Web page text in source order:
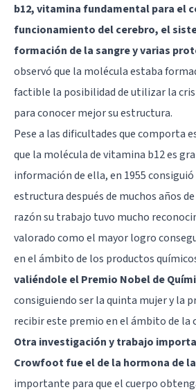
b12, vitamina fundamental para el
funcionamiento del cerebro, el
formación de la sangre y varias
observó que la molécula estaba
factible la posibilidad de utilizar la
para conocer mejor su estructura.
Pese a las dificultades que comporta
que la molécula de vitamina b12 es
información de ella, en 1955
estructura después de muchos años
razón su trabajo tuvo mucho
valorado como el mayor logro
en el ámbito de los productos
valiéndole el Premio Nobel de
consiguiendo ser la quinta mujer y la
recibir este premio en el ámbito de la
Otra investigación y trabajo
Crowfoot fue el de la hormona de
importante para que el cuerpo